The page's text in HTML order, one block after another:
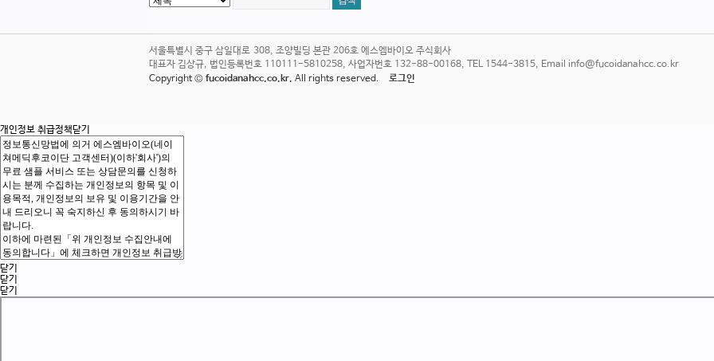
서울특별시 중구 삼일대로 308, 조양빌딩 본관 206호 에스엠바이오 주식회사
대표자 김상규, 법인등록번호 110111-5810258, 사업자번호 132-88-00168, TEL 1544-3815, Email info@fucoidanahcc.co.kr
Copyright © fucoidanahcc.co.kr. All rights reserved. 로그인
개인정보 취급정책닫기
닫기
닫기
닫기